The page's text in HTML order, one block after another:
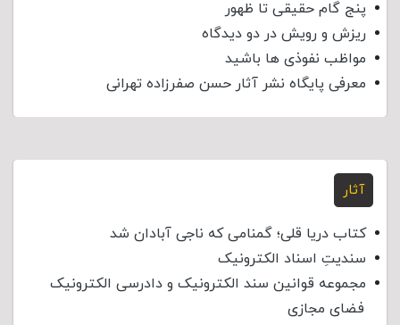
پنج گام حقیقی تا ظهور
ریزش و رویش در دو دیدگاه
مواظب نفوذی‌ ها باشید
معرفی پایگاه نشر آثار حسن صفرزاده تهرانی
آثار
کتاب دریا قلی؛ گمنامی که ناجی آبادان شد
سندیتِ اسناد الکترونیک
مجموعه قوانین سند الکترونیک و دادرسی الکترونیک
فضای مجازی